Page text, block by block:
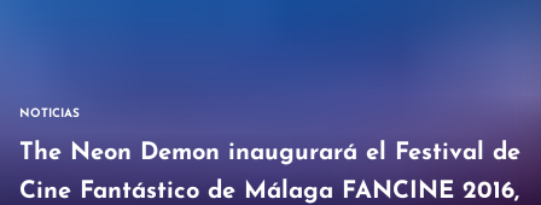
NOTICIAS
The Neon Demon inaugurará el Festival de
Cine Fantástico de Málaga FANCINE 2016,